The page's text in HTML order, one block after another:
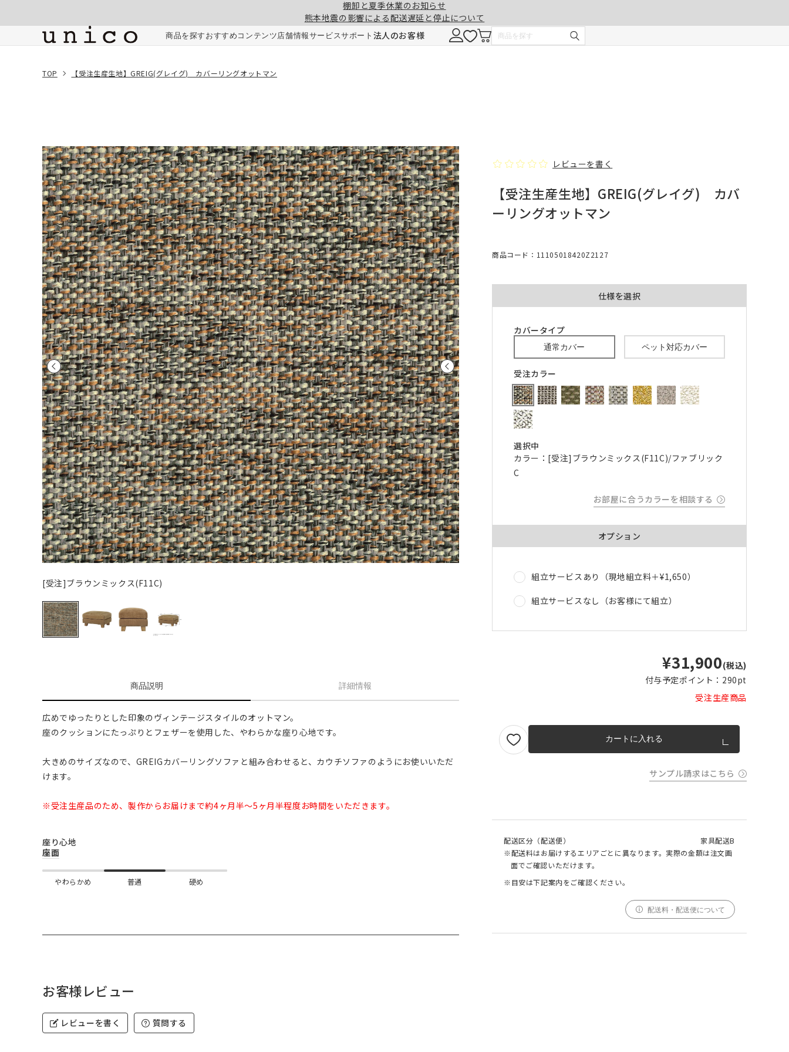
棚卸と夏季休業のお知らせ
熊本地震の影響による配送遅延と停止について
商品を探す おすすめコンテンツ 店舗情報サービスサポート 法人のお客様
TOP 【受注生産生地】GREIG(グレイグ) カバーリングオットマン
一緒に購入する
[受注]ブラウンミックス(F11C) [定番]キャメル(F5)
商品説明 詳細情報
広めでゆったりとした印象のヴィンテージスタイルのオットマン。
座のクッションにたっぷりとフェザーを使用した、やわらかな座り心地です。
大きめのサイズなので、GREIGカバーリングソファと組み合わせると、カウチソファのようにお使いいただ
けます。
※受注生産品のため、製作からお届けまで約4ヶ月半～5ヶ月半程度お時間をいただきます。
座り心地
座面
やわらかめ 普通 硬め
お客様レビュー
レビューを書く 質問する
レビューを書く
【受注生産生地】GREIG(グレイグ) カバ
ーリングオットマン
商品コード：11105018420Z2127
仕様を選択
カバータイプ
通常カバー ペット対応カバー
受注カラー
選択中
カラー：[受注]ブラウンミックス(F11C)/ファブリック
C
お部屋に合うカラーを相談する
オプション
組立サービスあり（現地組立料＋¥1,650）
組立サービスなし（お客様にて組立）
¥31,900(税込)
付与予定ポイント： 290pt
受注生産商品
カートに入れる
サンプル請求はこちら
ご注文内容
ご注文の前に注意事項を必ずご確認ください。
注意事項
ご注文は1cm単位で承ります。
仕上がりサイズには±1cm程度の誤差が生じま
す。
1.5倍ヒダ・2倍ヒダ⇒幅50～100cmまで、スト
レート⇒幅50～140cmまでは、片開き1枚での縫
製となります。両開きでの製作はできませんので
ご注意ください。
はぎ合わせ
対象サイズ
片開き
2倍ヒダ 76cm以上
1.5倍ヒダ
101cm以上
ストレート
141cm以上
262cm以上
形態安定加工
形態安定加工について
形態安定加工
料金
仕上がり幅 金額
〜100cm
〜200cm
〜300cm
〜400cm (税込)
｢形態安定加工OK」マークが付いている商品が対
象となります。
チェーンウェイトオプションと併用することはで
きません。
丈が280cmを超える商品の加工はできません。
片開き1.5倍ヒダは幅400cmまで、片開き2倍ヒ
ダは幅300cmまでとなります。
仕上がり幅が400cmを超える場合は、100cm毎
に+¥2,035となります。
ストレートカーテンは対象外となります。
一部商品は、風合いや生地感を活かすため、形態
安定加工に対応していません。
チェーンウェイト加工について
チェーンウェイト加工
料金（2倍ヒダ・1.5倍ヒダ）
仕上がり幅 金額
〜100cm
〜200cm
〜300cm
〜400cm (税込)
料金（ストレート）
仕上がり幅
〜140cm (税込)
〜280cm (税込)
〜420cm (税込)
〜560cm (税込)
｢チェーンウェイト」マークが付いている商品が
対象となります。
形態安定加工オプションと併用することはできま
せん。
オプションがつけられる最大幅・最大丈は片開き
の場合で以下の通りとなります。
1.5 倍ヒダ→最大幅…400cm / 最大丈…390cm 2
倍ヒダ→最大幅…300cm / 最大丈…390cm
ストレート→最大幅…500cm / 最大丈…390cm
【受注生産生地】GREIG(グレイグ) カバー
リングオットマン
サイズ
サイズ
調整する
配送区分（配送便）
家具配送B
※配送料はお届けするエリアごとに異なります。実際の金額は注文画
面でご確認いただけます。
※目安は下記案内をご確認ください。
配送料・配送便について